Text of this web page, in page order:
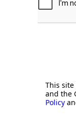
This site
and the
Policy